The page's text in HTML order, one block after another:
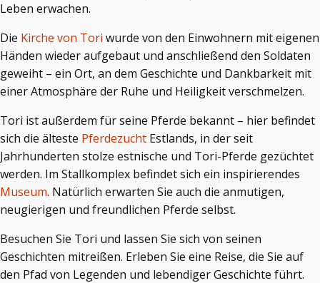
Leben erwachen.
Die Kirche von Tori wurde von den Einwohnern mit eigenen
Händen wieder aufgebaut und anschließend den Soldaten
geweiht – ein Ort, an dem Geschichte und Dankbarkeit mit
einer Atmosphäre der Ruhe und Heiligkeit verschmelzen.
Tori ist außerdem für seine Pferde bekannt – hier befindet
sich die älteste Pferdezucht Estlands, in der seit
Jahrhunderten stolze estnische und Tori-Pferde gezüchtet
werden. Im Stallkomplex befindet sich ein inspirierendes
Museum. Natürlich erwarten Sie auch die anmutigen,
neugierigen und freundlichen Pferde selbst.
Besuchen Sie Tori und lassen Sie sich von seinen
Geschichten mitreißen. Erleben Sie eine Reise, die Sie auf
den Pfad von Legenden und lebendiger Geschichte führt.